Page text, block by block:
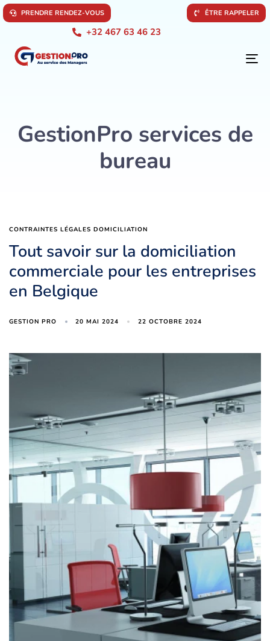
PRENDRE RENDEZ-VOUS ÊTRE RAPPELER
+32 467 63 46 23
GestionPro services de
bureau
CONTRAINTES LÉGALES DOMICILIATION
Tout savoir sur la domiciliation
commerciale pour les entreprises
en Belgique
GESTION PRO 20 MAI 2024 22 OCTOBRE 2024